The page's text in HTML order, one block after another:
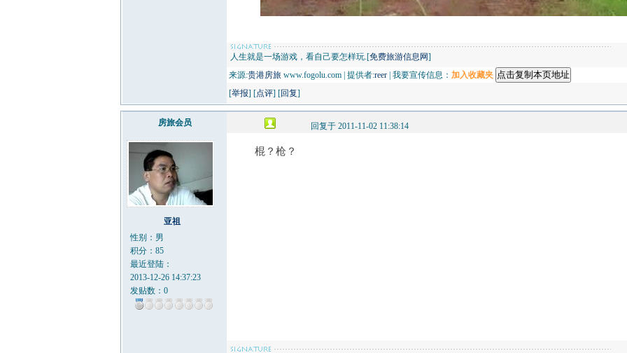
人生就是一场游戏，看自己要怎样玩.[免费旅游信息网]
来源:贵港房旅 www.fogolu.com | 提供者:reer | 我要宣传信息： 加入收藏夹
[举报] [点评] [回复]
房旅会员 回复于 2011-11-02 11:38:14
亚祖
性别：男
积分：85
最近登陆：
2013-12-26 14:37:23
发贴数：0
棍？枪？